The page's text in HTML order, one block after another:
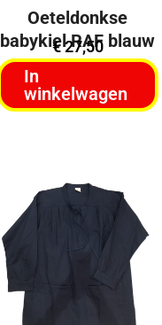
Oeteldonkse
babykiel RAF blauw
€27,50
In
winkelwagen